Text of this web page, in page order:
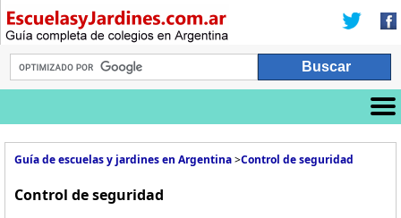
Guía de escuelas y jardines en Argentina>Control de seguridad
Control de seguridad